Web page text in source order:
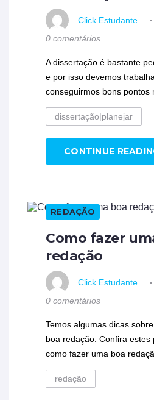
Click Estudante
0 comentários
A dissertação é bastante
e por isso devemos
conseguirmos bons pontos
dissertação|planejar
CONTINUE
REDAÇÃO
Como fazer
redação
Click Estudante
0 comentários
Temos algumas dicas
boa redação. Confira estes
como fazer uma boa
redação